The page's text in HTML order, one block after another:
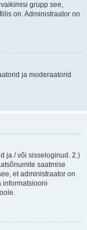
grupp see,
on. Administraator on
ja moderaatorid
ja / või sisseloginud. 2.)
saatmise
et administraator on
informatsiooni